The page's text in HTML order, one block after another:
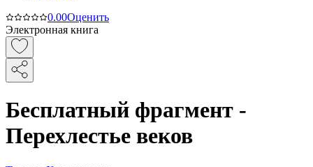
0.00Оценить
Электронная книга
Бесплатный фрагмент -
Перехлестье веков